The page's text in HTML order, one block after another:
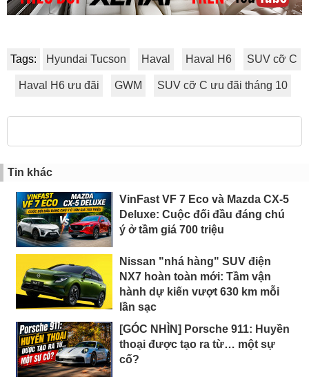
Tags: Hyundai Tucson Haval Haval H6 SUV cỡ C
Haval H6 ưu đãi GWM SUV cỡ C ưu đãi tháng 10
Tin khác
VinFast VF 7 Eco và Mazda CX-5
Deluxe: Cuộc đối đầu đáng chú
ý ở tầm giá 700 triệu
Nissan "nhá hàng" SUV điện
NX7 hoàn toàn mới: Tầm vận
hành dự kiến vượt 630 km mỗi
lần sạc
[GÓC NHÌN] Porsche 911: Huyền
thoại được tạo ra từ… một sự
cố?